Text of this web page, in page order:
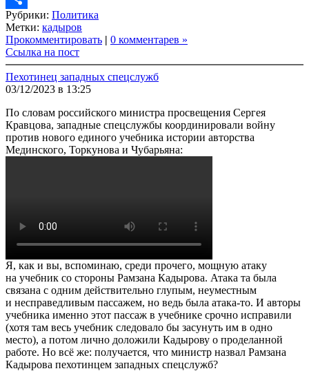
Link
Share
Рубрики: Политика
Метки: кадыров
Прокомментировать | 0 комментарев »
Ссылка на пост
Пехотинец западных спецслужб
03/12/2023 в 13:25
По словам российского министра просвещения Сергея
Кравцова, западные спецслужбы координировали войну
против нового единого учебника истории авторства
Мединского, Торкунова и Чубарьяна:
Я, как и вы, вспоминаю, среди прочего, мощную атаку
на учебник со стороны Рамзана Кадырова. Атака та была
связана с одним действительно глупым, неуместным
и несправедливым пассажем, но ведь была атака-то. И авторы
учебника именно этот пассаж в учебнике срочно исправили
(хотя там весь учебник следовало бы засунуть им в одно
место), а потом лично доложили Кадырову о проделанной
работе. Но всё же: получается, что министр назвал Рамзана
Кадырова пехотинцем западных спецслужб?